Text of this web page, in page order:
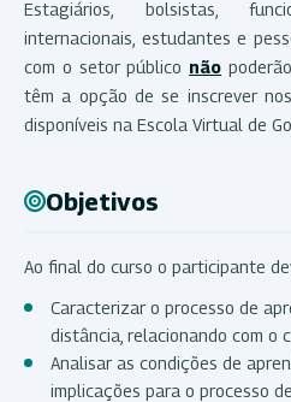
Estagiários, bolsistas,
internacionais, estudantes e
com o setor público não
têm a opção de se inscrever
disponíveis na Escola Virtual de
Objetivos
Ao final do curso o participante
Caracterizar o processo de
distância, relacionando com o
Analisar as condições de
implicações para o processo